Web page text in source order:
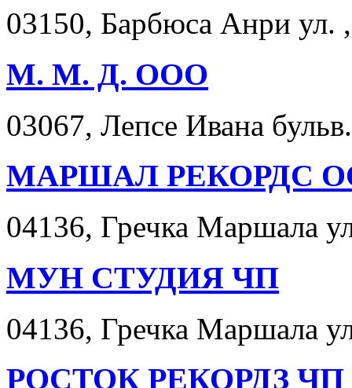
03150, Барбюса Анри ул.
М. М. Д. ООО
03067, Лепсе Ивана
МАРШАЛ РЕКОРДС
04136, Гречка Маршала
МУН СТУДИЯ ЧП
04136, Гречка Маршала
РОСТОК РЕКОРДЗ ЧП